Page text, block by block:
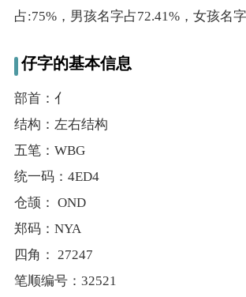
占:75%，男孩名字占72.41%，女孩名字
仔字的基本信息
部首：亻
结构：左右结构
五笔：WBG
统一码：4ED4
仓颉： OND
郑码：NYA
四角： 27247
笔顺编号：32521